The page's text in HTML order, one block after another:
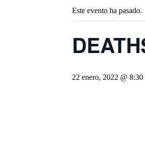
Este evento ha pasado.
22 enero, 2022 @ 8:30